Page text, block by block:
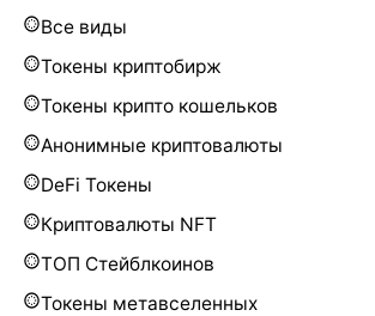
Все виды
Токены криптобирж
Токены крипто кошельков
Анонимные криптовалюты
DeFi Токены
Криптовалюты NFT
ТОП Стейблкоинов
Токены метавселенных